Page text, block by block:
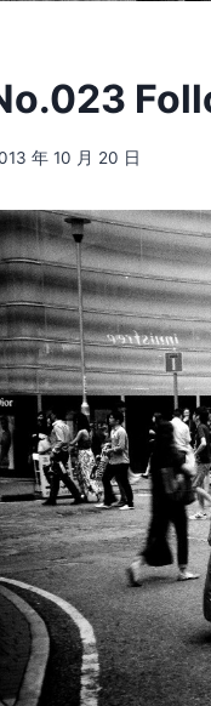
年 10 月 20 日